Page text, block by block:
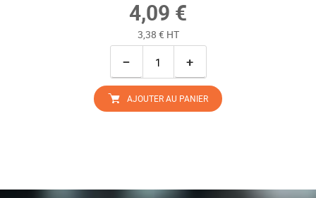
4,09 €
3,38 € HT
− +
AJOUTER AU PANIER